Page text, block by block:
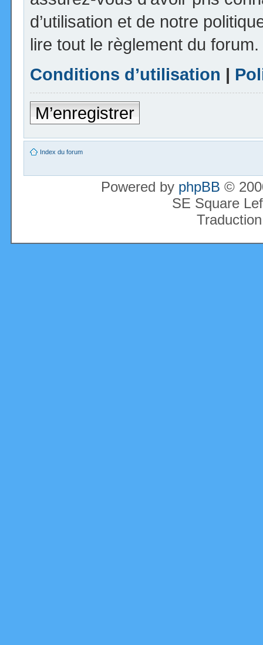
d’utilisation et de notre
lire tout le règlement du forum.
Conditions d’utilisation |
M’enregistrer
Index du forum
Powered by phpBB ©
SE Square